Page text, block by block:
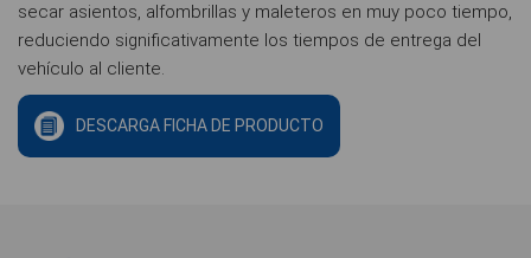
secar asientos, alfombrillas y maleteros en muy poco tiempo,
reduciendo significativamente los tiempos de entrega del
vehículo al cliente.
DESCARGA FICHA DE PRODUCTO